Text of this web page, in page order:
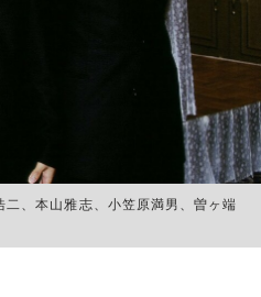
、本山雅志、小笠原満男、曽ヶ端